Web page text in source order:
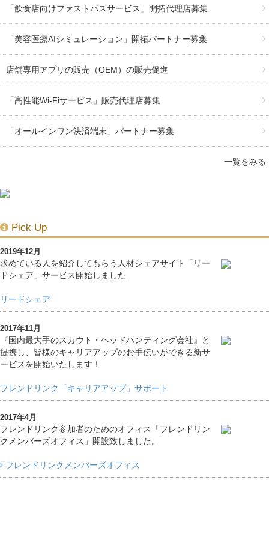
「飲食店向けファストパスサービス」開拓代理店募集
「美容医療AIシミュレーション」開拓パートナー募集
店舗専用アプリの販売（OEM）の販売促進
「高性能Wi-Fiサービス」販売代理店募集
「オールインワン決済端末」パートナー募集
一覧をみる
Pick Up
2019年12月
求めている人を紹介してもらう人材シェアサイト「リー
ドシェア」サービス開始しました
リードシェア
2017年11月
『国内最大手のスカウト・ヘッドハンティング会社』と
提携し、皆様のキャリアアップのお手伝いができる新サ
ービスを開始いたします！
フレンドリンク「キャリアアップ」サポート
2017年4月
フレンドリンク参加者のためのオフィス「フレンドリン
クメンバーズオフィス」開設致しました。
フレンドリンクメンバーズオフィス